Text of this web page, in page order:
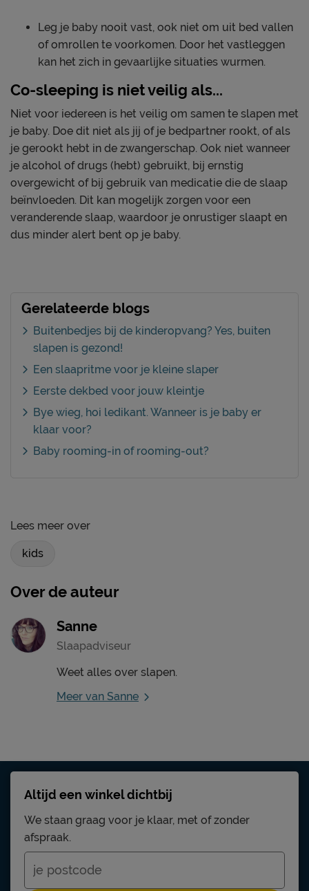
Leg je baby nooit vast, ook niet om uit bed vallen
of omrollen te voorkomen. Door het vastleggen
kan het zich in gevaarlijke situaties wurmen.
Co-sleeping is niet veilig als...
Niet voor iedereen is het veilig om samen te slapen met
je baby. Doe dit niet als jij of je bedpartner rookt, of als
je gerookt hebt in de zwangerschap. Ook niet wanneer
je alcohol of drugs (hebt) gebruikt, bij ernstig
overgewicht of bij gebruik van medicatie die de slaap
beïnvloeden. Dit kan mogelijk zorgen voor een
veranderende slaap, waardoor je onrustiger slaapt en
dus minder alert bent op je baby.
Gerelateerde blogs
Buitenbedjes bij de kinderopvang? Yes, buiten
slapen is gezond!
Een slaapritme voor je kleine slaper
Eerste dekbed voor jouw kleintje
Bye wieg, hoi ledikant. Wanneer is je baby er
klaar voor?
Baby rooming-in of rooming-out?
Lees meer over
kids
Over de auteur
Sanne
Slaapadviseur
Weet alles over slapen.
Meer van Sanne
Altijd een winkel dichtbij
We staan graag voor je klaar, met of zonder
afspraak.